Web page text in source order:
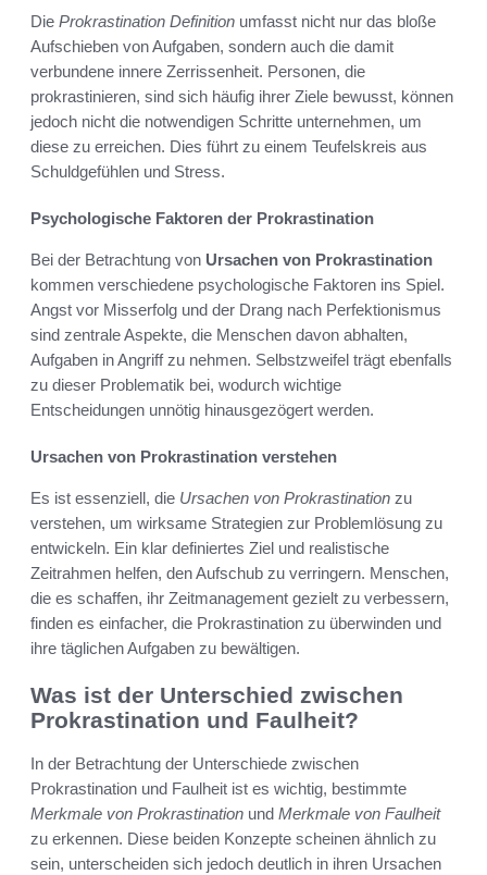
Die Prokrastination Definition umfasst nicht nur das bloße
Aufschieben von Aufgaben, sondern auch die damit
verbundene innere Zerrissenheit. Personen, die
prokrastinieren, sind sich häufig ihrer Ziele bewusst, können
jedoch nicht die notwendigen Schritte unternehmen, um
diese zu erreichen. Dies führt zu einem Teufelskreis aus
Schuldgefühlen und Stress.
Psycho­logische Faktoren der Prokrastination
Bei der Betrachtung von Ursachen von Prokrastination
kommen verschiedene psychologische Faktoren ins Spiel.
Angst vor Misserfolg und der Drang nach Perfektionismus
sind zentrale Aspekte, die Menschen davon abhalten,
Aufgaben in Angriff zu nehmen. Selbstzweifel trägt ebenfalls
zu dieser Problematik bei, wodurch wichtige
Entscheidungen unnötig hinausgezögert werden.
Ursachen von Prokrastination verstehen
Es ist essenziell, die Ursachen von Prokrastination zu
verstehen, um wirksame Strategien zur Problemlösung zu
entwickeln. Ein klar definiertes Ziel und realistische
Zeitrahmen helfen, den Aufschub zu verringern. Menschen,
die es schaffen, ihr Zeitmanagement gezielt zu verbessern,
finden es einfacher, die Prokrastination zu überwinden und
ihre täglichen Aufgaben zu bewältigen.
Was ist der Unterschied zwischen
Prokrastination und Faulheit?
In der Betrachtung der Unterschiede zwischen
Prokrastination und Faulheit ist es wichtig, bestimmte
Merkmale von Prokrastination und Merkmale von Faulheit
zu erkennen. Diese beiden Konzepte scheinen ähnlich zu
sein, unterscheiden sich jedoch deutlich in ihren Ursachen